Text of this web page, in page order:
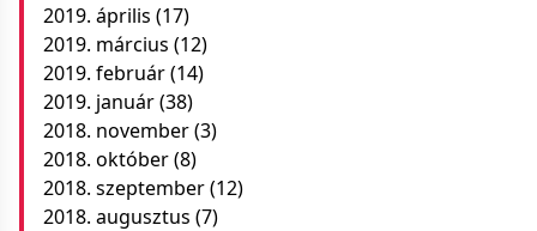
2019. április (17)
2019. március (12)
2019. február(14)
2019. január(38)
2018. november(3)
2018. október(8)
2018. szeptember(12)
2018. augusztus (7)